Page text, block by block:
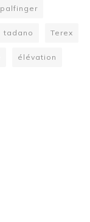
palfinger
tadano Terex
élévation